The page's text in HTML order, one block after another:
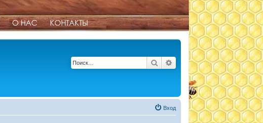
О НАС КОНТАКТЫ
Поиск Расширенный поиск
Вход